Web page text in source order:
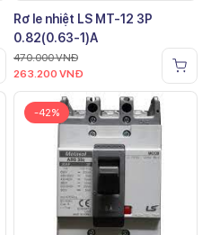
Rơ le nhiệt LS MT-12 3P
0.82(0.63-1)A
470.000VNĐ
263.200 VNĐ
-42%